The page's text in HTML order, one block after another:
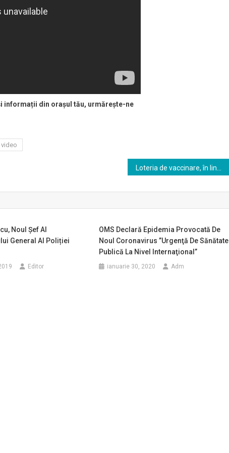
informații din orașul tău, urmărește-ne
Loteria de vaccinare, în linie dreaptă!
Noul Șef Al
General Al Poliției
Editor
OMS Declară Epidemia Provocată De
Noul Coronavirus ”urgenţă De Sănătate
Publică La Nivel Internaţional”
ianuarie 30, 2020 Adm